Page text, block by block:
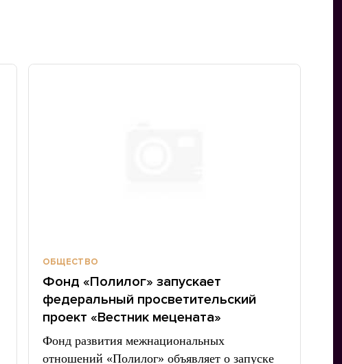
ОБЩЕСТВО
Фонд «Полилог» запускает
федеральный просветительский
проект «Вестник мецената»
Фонд развития межнациональных
отношений «Полилог» объявляет о запуске